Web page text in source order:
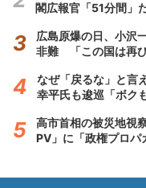
閣広報官「51分間」
広島原爆の日、小沢
非難 「この国は再び
なぜ「戻るな」と言
幸平氏も逡巡「ボク
高市首相の被災地視
PV」に「政権プロパ